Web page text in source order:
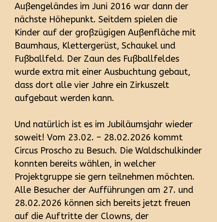
Außengeländes im Juni 2016 war dann der
nächste Höhepunkt. Seitdem spielen die
Kinder auf der großzügigen Außenfläche mit
Baumhaus, Klettergerüst, Schaukel und
Fußballfeld. Der Zaun des Fußballfeldes
wurde extra mit einer Ausbuchtung gebaut,
dass dort alle vier Jahre ein Zirkuszelt
aufgebaut werden kann.
Und natürlich ist es im Jubiläumsjahr wieder
soweit! Vom 23.02. – 28.02.2026 kommt
Circus Proscho zu Besuch. Die Waldschulkinder
konnten bereits wählen, in welcher
Projektgruppe sie gern teilnehmen möchten.
Alle Besucher der Aufführungen am 27. und
28.02.2026 können sich bereits jetzt freuen
auf die Auftritte der Clowns, der